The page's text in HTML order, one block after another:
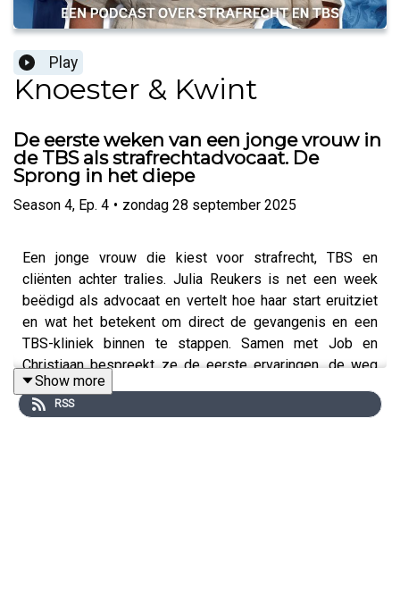
Play
Knoester & Kwint
De eerste weken van een jonge vrouw in
de TBS als strafrechtadvocaat. De
Sprong in het diepe
Season 4, Ep. 4 • zondag 28 september 2025
Een jonge vrouw die kiest voor strafrecht, TBS en
cliënten achter tralies. Julia Reukers is net een week
beëdigd als advocaat en vertelt hoe haar start eruitziet
en wat het betekent om direct de gevangenis en een
TBS-kliniek binnen te stappen. Samen met Job en
Christiaan bespreekt ze de eerste ervaringen, de weg
naar de rechtbank en de keuzes die haar tot de
advocatuur brachten. Ook vertelt Julia over het oprichten
Show more
RSS